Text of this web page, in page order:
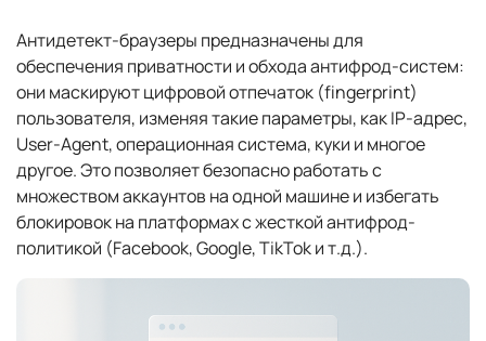
Антидетект-браузеры предназначены для
обеспечения приватности и обхода антифрод-систем:
они маскируют цифровой отпечаток (fingerprint)
пользователя, изменяя такие параметры, как IP-адрес,
User-Agent, операционная система, куки и многое
другое. Это позволяет безопасно работать с
множеством аккаунтов на одной машине и избегать
блокировок на платформах с жесткой антифрод-
политикой (Facebook, Google, TikTok и т.д.).